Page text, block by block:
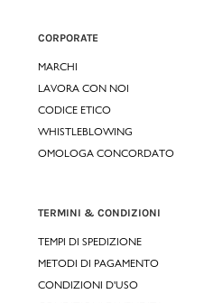
CORPORATE
MARCHI
LAVORA CON NOI
CODICE ETICO
WHISTLEBLOWING
OMOLOGA CONCORDATO
TERMINI & CONDIZIONI
TEMPI DI SPEDIZIONE
METODI DI PAGAMENTO
CONDIZIONI D'USO